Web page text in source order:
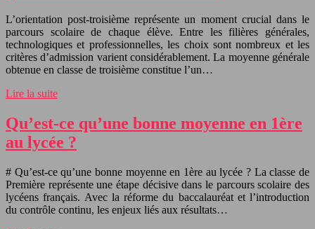
L’orientation post-troisième représente un moment crucial dans le
parcours scolaire de chaque élève. Entre les filières générales,
technologiques et professionnelles, les choix sont nombreux et les
critères d’admission varient considérablement. La moyenne générale
obtenue en classe de troisième constitue l’un…
Lire la suite
Qu’est-ce qu’une bonne moyenne en 1ère
au lycée ?
# Qu’est-ce qu’une bonne moyenne en 1ère au lycée ? La classe de
Première représente une étape décisive dans le parcours scolaire des
lycéens français. Avec la réforme du baccalauréat et l’introduction
du contrôle continu, les enjeux liés aux résultats…